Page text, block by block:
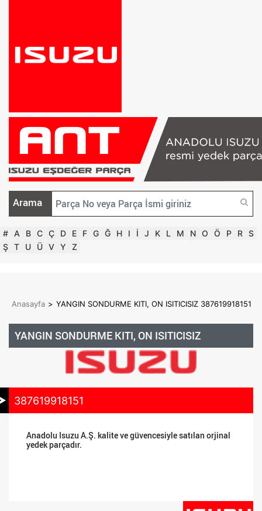
Arama
# A B C Ç D E F G Ğ H I İ J K L M N O Ö P R S
Ş T U Ü V Y Z
Anasayfa > YANGIN SONDURME KITI, ON ISITICISIZ 387619918151
YANGIN SONDURME KITI, ON ISITICISIZ
387619918151
Anadolu Isuzu A.Ş. kalite ve güvencesiyle satılan orjinal
yedek parçadır.